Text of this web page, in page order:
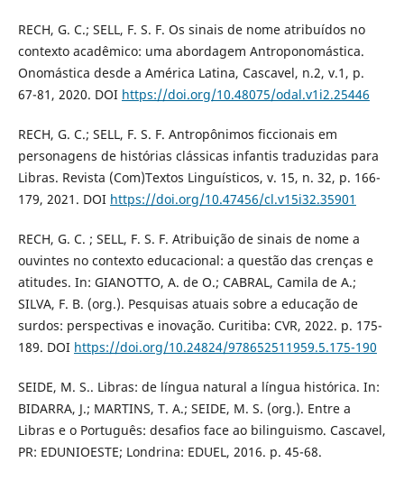
RECH, G. C.; SELL, F. S. F. Os sinais de nome atribuídos no
contexto acadêmico: uma abordagem Antroponomástica.
Onomástica desde a América Latina, Cascavel, n.2, v.1, p.
67-81, 2020. DOI https://doi.org/10.48075/odal.v1i2.25446
RECH, G. C.; SELL, F. S. F. Antropônimos ficcionais em
personagens de histórias clássicas infantis traduzidas para
Libras. Revista (Com)Textos Linguísticos, v. 15, n. 32, p. 166-
179, 2021. DOI https://doi.org/10.47456/cl.v15i32.35901
RECH, G. C. ; SELL, F. S. F. Atribuição de sinais de nome a
ouvintes no contexto educacional: a questão das crenças e
atitudes. In: GIANOTTO, A. de O.; CABRAL, Camila de A.;
SILVA, F. B. (org.). Pesquisas atuais sobre a educação de
surdos: perspectivas e inovação. Curitiba: CVR, 2022. p. 175-
189. DOI https://doi.org/10.24824/978652511959.5.175-190
SEIDE, M. S.. Libras: de língua natural a língua histórica. In:
BIDARRA, J.; MARTINS, T. A.; SEIDE, M. S. (org.). Entre a
Libras e o Português: desafios face ao bilinguismo. Cascavel,
PR: EDUNIOESTE; Londrina: EDUEL, 2016. p. 45-68.